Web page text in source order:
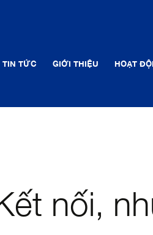
TIN TỨC GIỚI THIỆU HOẠT
nối,